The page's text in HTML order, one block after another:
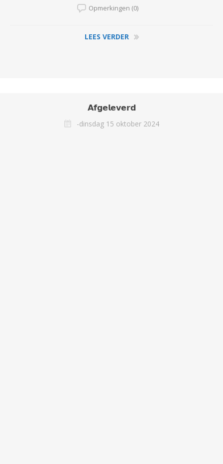
Opmerkingen (0)
LEES VERDER
𝗔𝗳𝗴𝗲𝗹𝗲𝘃𝗲𝗿𝗱
-dinsdag 15 oktober 2024